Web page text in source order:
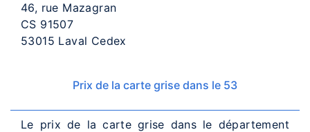
46, rue Mazagran
CS 91507
53015 Laval Cedex
Prix de la carte grise dans le 53
Le prix de la carte grise dans le département